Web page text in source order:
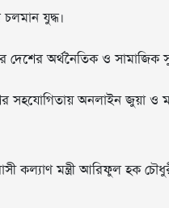
চলমান যুদ্ধ।
দেশের অর্থনৈতিক ও সামাজিক
অনলাইন জুয়া ও
কল্যাণ মন্ত্রী আরিফুল হক